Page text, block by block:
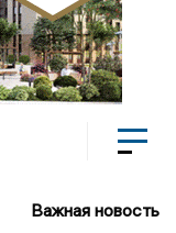
Важная новость